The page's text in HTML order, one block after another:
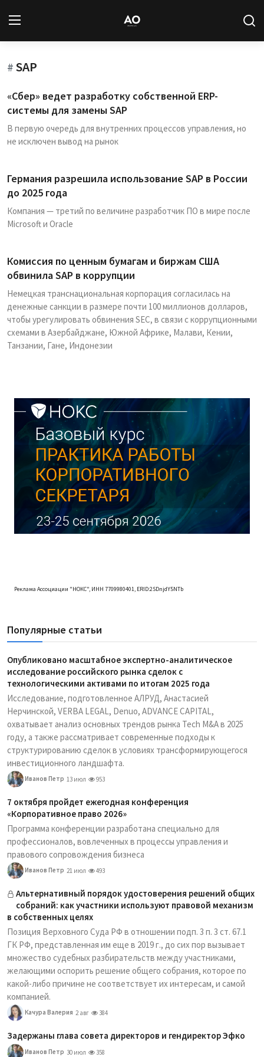
Новости
Статьи
Архив
База знаний
# SAP
«Сбер» ведет разработку собственной ERP-
системы для замены SAP
В первую очередь для внутренних процессов управления, но
не исключен вывод на рынок
Германия разрешила использование SAP в России
до 2025 года
Компания — третий по величине разработчик ПО в мире после
Microsoft и Oracle
Комиссия по ценным бумагам и биржам США
обвинила SAP в коррупции
Немецкая транснациональная корпорация согласилась на
денежные санкции в размере почти 100 миллионов долларов,
чтобы урегулировать обвинения SEC, в связи с коррупционными
схемами в Азербайджане, Южной Африке, Малави, Кении,
Танзании, Гане, Индонезии
Реклама Ассоциации "НОКС", ИНН 7709980401, ERID:2SDnjdY5NTb
Популярные статьи
Опубликовано масштабное экспертно-аналитическое
исследование российского рынка сделок с
технологическими активами по итогам 2025 года
Исследование, подготовленное АЛРУД, Анастасией
Нерчинской, VERBA LEGAL, Denuo, ADVANCE CAPITAL,
охватывает анализ основных трендов рынка Tech M&A в 2025
году, а также рассматривает современные подходы к
структурированию сделок в условиях трансформирующегося
инвестиционного ландшафта.
Иванов Петр 13 июл 953
7 октября пройдет ежегодная конференция
«Корпоративное право 2026»
Программа конференции разработана специально для
профессионалов, вовлеченных в процессы управления и
правового сопровождения бизнеса
Иванов Петр 21 июл 493
Альтернативный порядок удостоверения решений общих
собраний: как участники используют правовой механизм
в собственных целях
Позиция Верховного Суда РФ в отношении подп. 3 п. 3 ст. 67.1
ГК РФ, представленная им еще в 2019 г., до сих пор вызывает
множество судебных разбирательств между участниками,
желающими оспорить решение общего собрания, которое по
какой-либо причине не соответствует их интересам, и самой
компанией.
Качура Валерия 2 авг 384
Задержаны глава совета директоров и гендиректор Эфко
Иванов Петр 30 июл 358